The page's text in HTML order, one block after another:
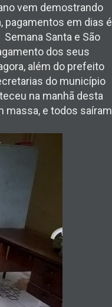
vem demostrando
pagamentos em dias é
Santa e São
dos seus
além do prefeito
do município
na manhã desta
massa, e todos saíram